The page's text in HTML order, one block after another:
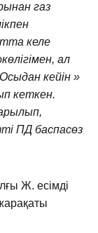
газ
келе
ал
кейін »
кеткен.
ПД баспасөз
Ж. есімді